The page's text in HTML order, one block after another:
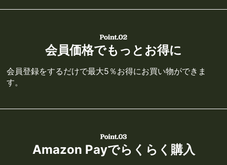
会員価格でもっとお得に
会員登録をするだけで最大5％お得にお買い物ができま
す。
Amazon Payでらくらく購入